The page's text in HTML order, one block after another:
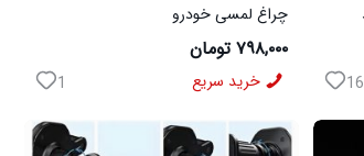
16
چراغ لمسی خودرو
۷۹۸,۰۰۰ تومان
خرید سریع 1